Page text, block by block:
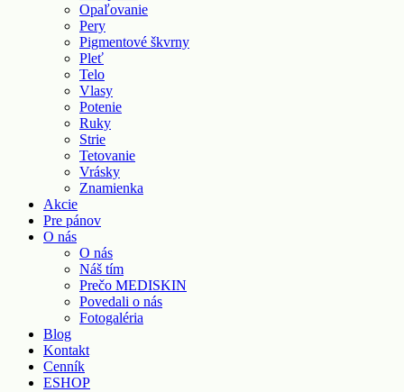
Opaľovanie
Pery
Pigmentové škvrny
Pleť
Telo
Vlasy
Potenie
Ruky
Strie
Tetovanie
Vrásky
Znamienka
Akcie
Pre pánov
O nás
O nás
Náš tím
Prečo MEDISKIN
Povedali o nás
Fotogaléria
Blog
Kontakt
Cenník
ESHOP